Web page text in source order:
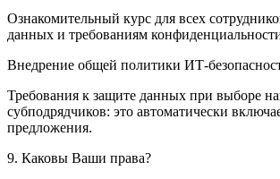
Ознакомительный курс для всех
данных и требованиям
Внедрение общей политики ИТ-
Требования к защите данных при выборе
субподрядчиков: это автоматически
предложения.
9. Каковы Ваши права?